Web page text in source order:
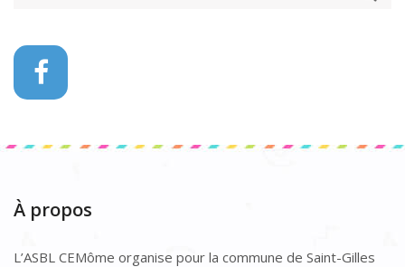
À propos
L’ASBL CEMôme organise pour la commune de Saint-Gilles